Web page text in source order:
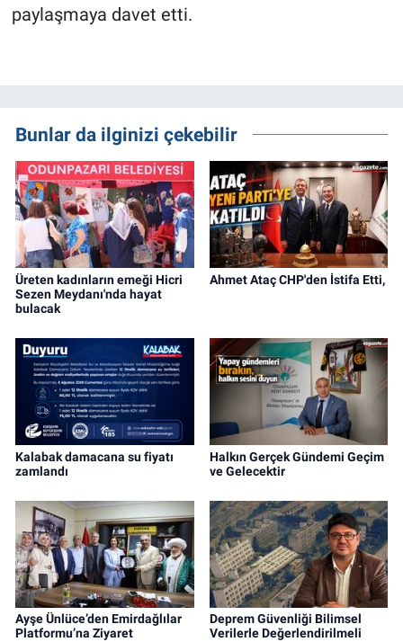
paylaşmaya davet etti.
Bunlar da ilginizi çekebilir
Üreten kadınların emeği Hicri
Sezen Meydanı'nda hayat
bulacak
Ahmet Ataç CHP'den İstifa Etti,
Kalabak damacana su fiyatı
zamlandı
Halkın Gerçek Gündemi Geçim
ve Gelecektir
Ayşe Ünlüce’den Emirdağlılar
Platformu’na Ziyaret
Deprem Güvenliği Bilimsel
Verilerle Değerlendirilmeli